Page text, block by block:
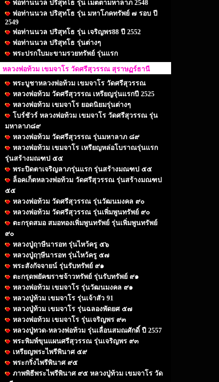
พ่อท่านนวล ปริสุทโธ รุ่น เมตตามหาลาภ 2548
พ่อท่านนวล ปริสุทโธ รุ่น มหาโภคทรัพย์ ๗ รอบ ปี
2549
พ่อท่านนวล ปริสุทโธ รุ่น เจริญพร88 ปี 2552
พ่อท่านนวล ปริสุทโธ รุ่นต่างๆ
พระปรกใบมะขามรวยทรัพย์ รุ่นแรก
หลวงพ่อท้วม เขมจาโร วัดศรีสุวรรณ สุราษฏร์ธานี
พระบูชาหลวงพ่อท้วม เขมจาโร วัดศรีสุวรรณ
หลวงพ่อท้วม วัดศรีสุวรรณ เหรียญรุ่นแรกปี 2525
หลวงพ่อท้วม เขมจาโร ยอดนิยมรุ่นต่างๆ
โบร์ชัวร์ หลวงพ่อท้วม เขมจาโร วัดศรีสุวรรณ รุ่น
มหาลาภ๘๙
หลวงพ่อท้วม วัดศรีสุวรรณ รุ่นมหาลาภ ๘๙
หลวงพ่อท้วม เขมจาโร เหรียญหล่อโบราณรุ่นแรก
รุ่นสร้างมณฑป ๕๕
พระปิดตาเจริญลาภรุ่นแรก รุ่นสร้างมณฑป ๕๕
ล็อคเก็ตหลวงพ่อท้วม วัดศรีสุวรรณ รุ่นสร้างมณฑป
๕๕
หลวงพ่อท้วม วัดศรีสุวรรณ รุ่นวัฒนมงคล ๙๐
หลวงพ่อท้วม วัดศรีสุวรรณ รุ่นเพิ่มพูนทรัพย์ ๙๐
ตะกรุดสมอ สมอทองเพิ่มพูนทรัพย์ รุ่นเพิ่มพูนทรัพย์
๙๐
หลวงปู่ฤาษีนารอท รุ่นไหว้ครู ๕๖
หลวงปู่ฤๅษีนารอท รุ่นไหว้ครู ๕๗
พระสังกัจจายน์ รุ่นรับทรัพย์ ๙๑
ตะกรุดพยัคฆราชจ้าวทรัพย์ รุ่นรับทรัพย์ ๙๑
หลวงพ่อท้วม เขมจาโร รุ่นวัฒนมงคล ๙๑
หลวงปู่ท้วม เขมจาโร รุ่นเจ้าสัว 91
หลวงปู่ท้วม เขมจาโร รุ่นฉลองพัดยศ ๕๗
หลวงพ่อท้วม เขมจาโร รุ่นเจริญพร ๙๓
หลวงปู่ทวด-หลวงพ่อท้วม รุ่นเลื่อนสมณศักดิ์ ปี 2557
พระพิมพ์ขุนแผนศรีสุวรรณ รุ่นเจริญพร ๙๓
เหรียญพระไพรีพินาศ ๕๙
พระกริ่งไพรีพินาศ ๙๕
ภาพพิธีพระไพรีพินาศ ๙๕ หลวงปู่ท้วม เขมจาโร วัด